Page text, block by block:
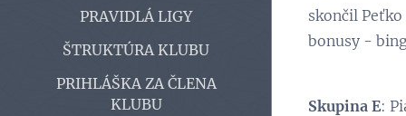
PRAVIDLÁ LIGY
ŠTRUKTÚRA KLUBU
PRIHLÁŠKA ZA ČLENA
KLUBU
skončil
bonusy -
Skupina E: